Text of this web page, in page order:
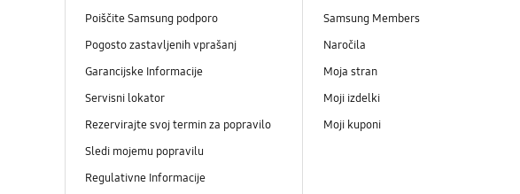
Poiščite Samsung podporo
Pogosto zastavljenih vprašanj
Garancijske Informacije
Servisni lokator
Rezervirajte svoj termin za popravilo
Sledi mojemu popravilu
Regulativne Informacije
Samsung Members
Naročila
Moja stran
Moji izdelki
Moji kuponi